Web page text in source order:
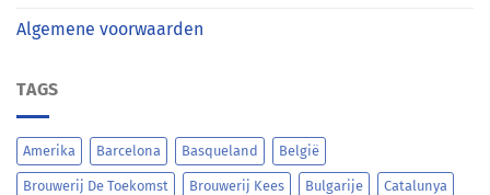
Algemene voorwaarden
TAGS
Amerika Barcelona Basqueland België
Brouwerij De Toekomst Brouwerij Kees Bulgarije Catalunya